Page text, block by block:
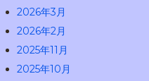
2026年3月
2026年2月
2025年11月
2025年10月